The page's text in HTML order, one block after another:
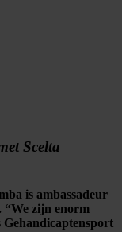
Scelta
is ambassadeur
“We zijn enorm